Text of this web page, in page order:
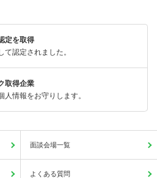
定を取得
て認定されました。
取得企業
人情報をお守りします。
面談会場一覧
よくある質問